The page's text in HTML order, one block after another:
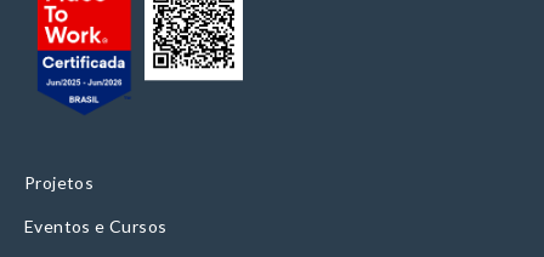
Projetos
Eventos e Cursos